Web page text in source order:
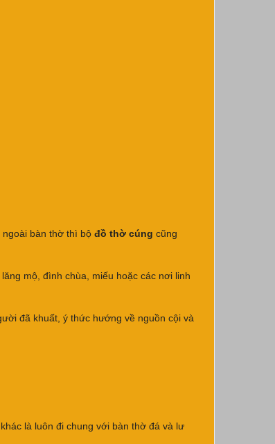
bàn thờ thì bộ đồ thờ cúng cũng
mộ, đình chùa, miếu hoặc các nơi linh
đã khuất, ý thức hướng về nguồn cội và
là luôn đi chung với bàn thờ đá và lư